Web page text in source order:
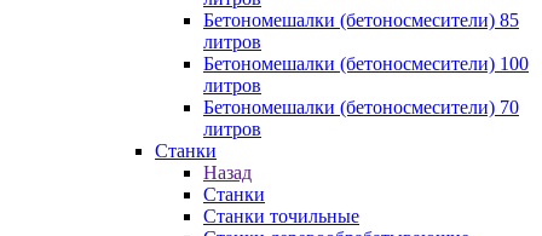
Бетономешалки (бетоносмесители) 85
литров
Бетономешалки (бетоносмесители) 100
литров
Бетономешалки (бетоносмесители) 70
литров
Станки
Назад
Станки
Станки точильные